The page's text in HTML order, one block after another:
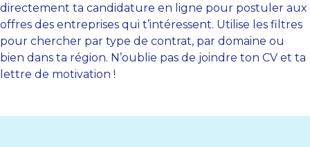
directement ta candidature en ligne pour postuler aux
offres des entreprises qui t’intéressent. Utilise les filtres
pour chercher par type de contrat, par domaine ou
bien dans ta région. N’oublie pas de joindre ton CV et ta
lettre de motivation !